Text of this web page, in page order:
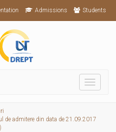
Admissions Students
Toggle
de admitere din data de 21.09.2017